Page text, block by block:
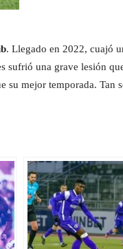
. Llegado en 2022, cuajó
sufrió una grave lesión
mejor temporada. Tan